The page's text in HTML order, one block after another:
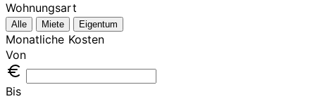
Wohnungsart
Alle Miete Eigentum
Monatliche Kosten
Von
Bis